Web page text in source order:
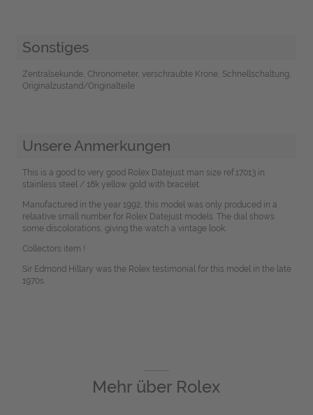
Sonstiges
Zentralsekunde, Chronometer, verschraubte Krone, Schnellschaltung,
Originalzustand/Originalteile
Unsere Anmerkungen
This is a good to very good Rolex Datejust man size ref.17013 in
stainless steel / 18k yellow gold with bracelet.
Manufactured in the year 1992, this model was only produced in a
relaative small number for Rolex Datejust models. The dial shows
some discolorations, giving the watch a vintage look.
Collectors item !
Sir Edmond Hillary was the Rolex testimonial for this model in the late
1970s.
Mehr über Rolex